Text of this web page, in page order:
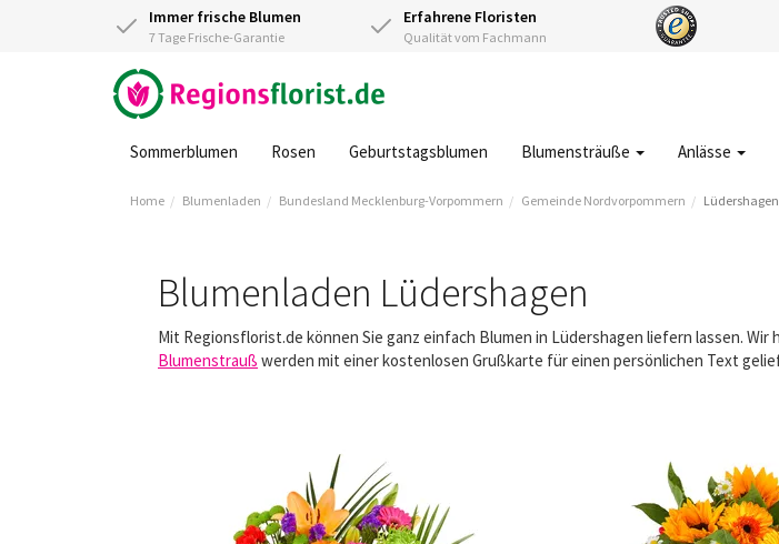
Immer frische Blumen
7 Tage Frische-Garantie
Erfahrene Floristen
Qualität vom Fachmann
Sommerblumen Rosen Geburtstagsblumen Blumensträuße Anlässe
Home Blumenladen Bundesland Mecklenburg-Vorpommern Gemeinde Nordvorpommern Lüdershagen
Blumenladen Lüdershagen
Mit Regionsflorist.de können Sie ganz einfach Blumen in Lüdershagen liefern lassen.
Blumenstrauß werden mit einer kostenlosen Grußkarte für einen persönlichen Text